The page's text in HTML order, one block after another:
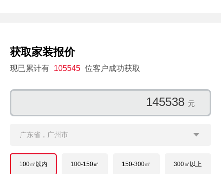
获取家装报价
现已累计有 105545 位客户成功获取
137276 元
广东省，广州市
100㎡以内 100-150㎡ 150-300㎡ 300㎡以上